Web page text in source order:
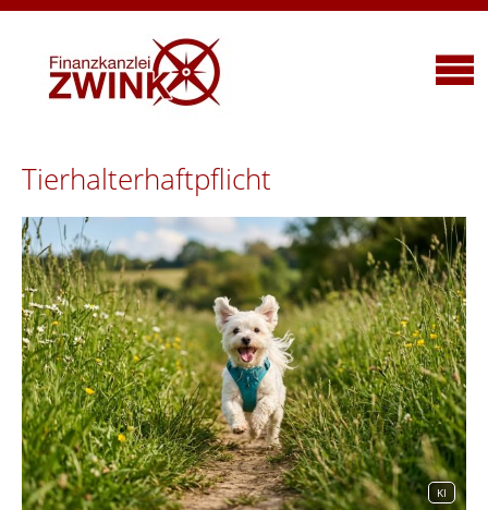
Tierhalterhaftpflicht
KI